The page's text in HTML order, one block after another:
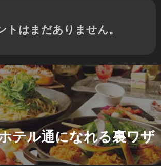
トはまだありません。
テル通になれる裏ワザ